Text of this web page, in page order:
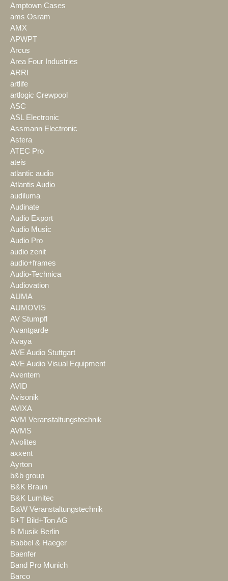
Amptown Cases
ams Osram
AMX
APWPT
Arcus
Area Four Industries
ARRI
artlife
artlogic Crewpool
ASC
ASL Electronic
Assmann Electronic
Astera
ATEC Pro
ateis
atlantic audio
Atlantis Audio
audiluma
Audinate
Audio Export
Audio Music
Audio Pro
audio zenit
audio+frames
Audio-Technica
Audiovation
AUMA
AUMOVIS
AV Stumpfl
Avantgarde
Avaya
AVE Audio Stuttgart
AVE Audio Visual Equipment
Aventem
AVID
Avisonik
AVIXA
AVM Veranstaltungstechnik
AVMS
Avolites
axxent
Ayrton
b&b group
B&K Braun
B&K Lumitec
B&W Veranstaltungstechnik
B+T Bild+Ton AG
B-Musik Berlin
Babbel & Haeger
Baenfer
Band Pro Munich
Barco